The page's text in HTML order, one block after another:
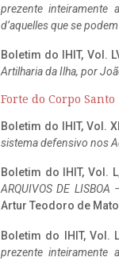
prezente inteiramente
d’aquelles que se
Boletim do IHIT, Vol.
Artilharia da Ilha, por
Forte do Corpo Santo
Boletim do IHIT, Vol.
sistema defensivo nos
Boletim do IHIT, Vol.
ARQUIVOS DE LISBOA
Artur Teodoro de
Boletim do IHIT, Vol.
prezente inteiramente